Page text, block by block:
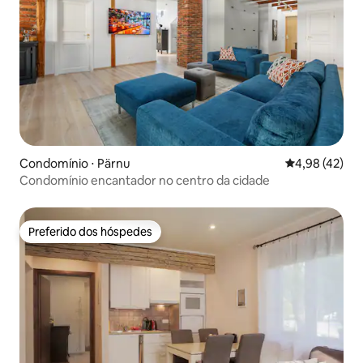
Condomínio ⋅ Pärnu 4,98 de uma
4,98 (42)
Condomínio encantador no centro da cidade
Preferido dos hóspedes
Preferido dos hóspedes